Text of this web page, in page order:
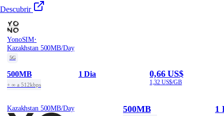
Descubrir
YonoSIM·
Kazakhstan 500MB/Day
5G
500MB
+ ∞ a 512kbps
1 Dia 0,66 US$
1,32 US$/GB
Kazakhstan 500MB/Day 500MB 1